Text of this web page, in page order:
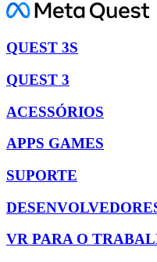
QUEST 3S
QUEST 3
ACESSÓRIOS
APPS GAMES
SUPORTE
VR PARA O